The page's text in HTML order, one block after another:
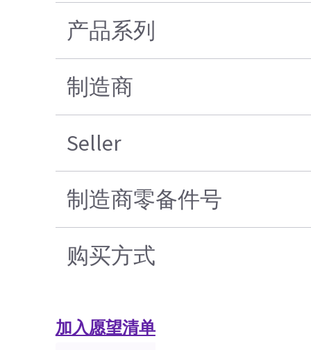
产品系列
制造商
Seller
制造商零备件号
购买方式
加入愿望清单